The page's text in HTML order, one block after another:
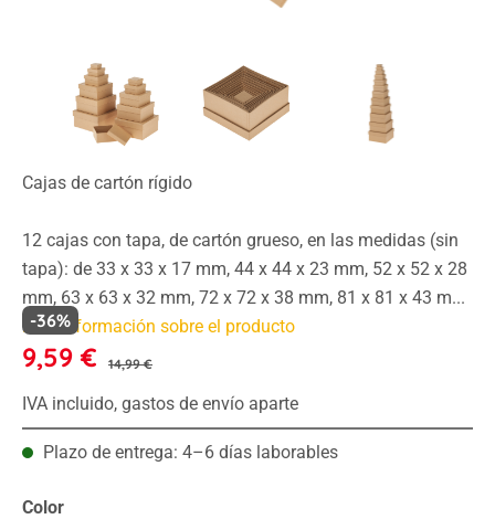
Cajas de cartón rígido
12 cajas con tapa, de cartón grueso, en las medidas (sin
tapa): de 33 x 33 x 17 mm, 44 x 44 x 23 mm, 52 x 52 x 28
mm, 63 x 63 x 32 mm, 72 x 72 x 38 mm, 81 x 81 x 43 m...
Más información sobre el producto
9,59 € 14,99 €
-36%
IVA incluido, gastos de envío aparte
Plazo de entrega: 4–6 días laborables
Seleccione
Color